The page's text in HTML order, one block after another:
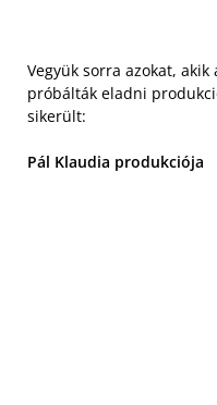
Vegyük sorra azokat,
próbálták eladni
sikerült:
Pál Klaudia produkciója